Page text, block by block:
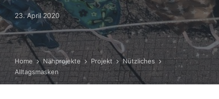
23. April 2020
Home Nähprojekte Projekt
Nützliches
Alltagsmasken